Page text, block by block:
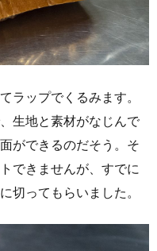
ラップでくるみます。
生地と素材がなじんで
ができるのだそう。そ
できませんが、すでに
切ってもらいました。